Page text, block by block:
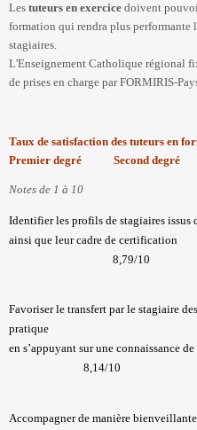
Les tuteurs en exercice doivent
formation qui rendra plus performante
stagiaires.
L'Enseignement Catholique régional
de prises en charge par FORMIRIS-
Taux de satisfaction des tuteurs en
Premier degré Second degré
Notes de 1 à 10
Identifier les profils de stagiaires
ainsi que leur
8,79/10
Favoriser le transfert par le stagiaire
pratique
en s’appuyant sur une
8,14/10
Accompagner de manière